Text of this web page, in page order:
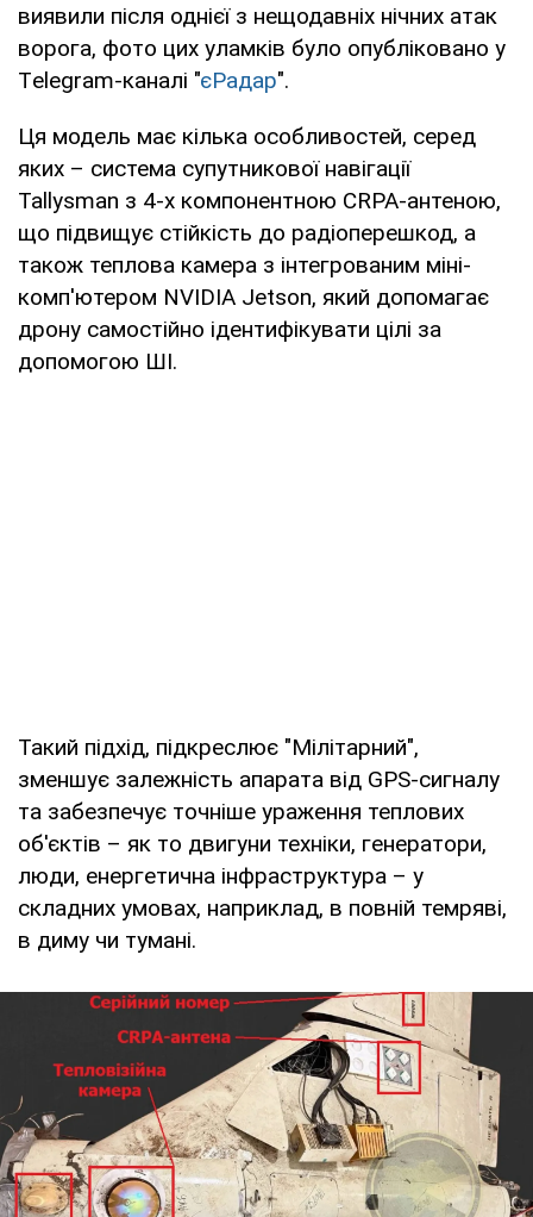
виявили після однієї з нещодавніх нічних атак
ворога, фото цих уламків було опубліковано у
Тelegram-каналі "єРадар".
Ця модель має кілька особливостей, серед
яких – система супутникової навігації
Tallysman з 4-х компонентною CRPA-антеною,
що підвищує стійкість до радіоперешкод, а
також теплова камера з інтегрованим міні-
комп'ютером NVIDIA Jetson, який допомагає
дрону самостійно ідентифікувати цілі за
допомогою ШІ.
Такий підхід, підкреслює "Мілітарний",
зменшує залежність апарата від GPS-сигналу
та забезпечує точніше ураження теплових
об'єктів – як то двигуни техніки, генератори,
люди, енергетична інфраструктура – у
складних умовах, наприклад, в повній темряві,
в диму чи тумані.